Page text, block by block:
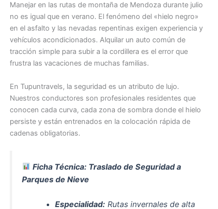
Manejar en las rutas de montaña de Mendoza durante julio
no es igual que en verano. El fenómeno del «hielo negro»
en el asfalto y las nevadas repentinas exigen experiencia y
vehículos acondicionados. Alquilar un auto común de
tracción simple para subir a la cordillera es el error que
frustra las vacaciones de muchas familias.
En Tupuntravels, la seguridad es un atributo de lujo.
Nuestros conductores son profesionales residentes que
conocen cada curva, cada zona de sombra donde el hielo
persiste y están entrenados en la colocación rápida de
cadenas obligatorias.
Ficha Técnica: Traslado de Seguridad a
Parques de Nieve
Especialidad: Rutas invernales de alta